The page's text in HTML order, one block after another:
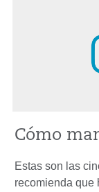
Cómo
Estas son las
recomienda que